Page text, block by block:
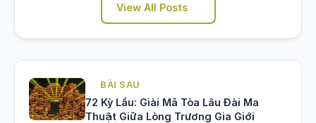
View All Posts
BÀI SAU
72 Kỳ Lầu: Giải Mã Tòa Lâu Đài Ma
Thuật Giữa Lòng Trương Gia Giới